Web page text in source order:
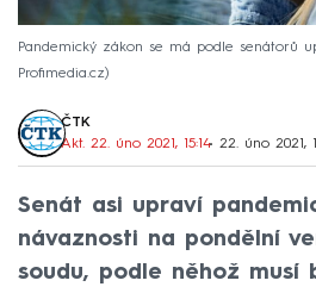
Pandemický zákon se má podle senátorů
Profimedia.cz
ČTK
Akt. 22. úno 2021, 15:14• 22. úno 2021,
Senát asi upraví
návaznosti na pondělní
soudu, podle něhož musí